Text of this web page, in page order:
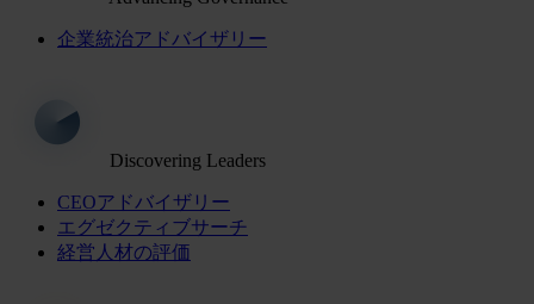
企業統治アドバイザリー
Discovering Leaders
CEOアドバイザリー
エグゼクティブサーチ
経営人材の評価